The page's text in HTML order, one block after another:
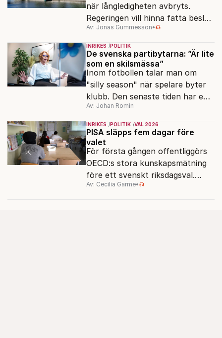
när långledigheten avbryts.
Regeringen vill hinna fatta beslut
före valet – men oppositionen
ser sin chans att pressa
Tidösidan.
Av: Jonas Gummesson•
INRIKES POLITIK
De svenska partibytarna: ”Är lite
som en skilsmässa”
Inom fotbollen talar man om
"silly season" när spelare byter
klubb. Den senaste tiden har en
rad svenska politiker bytt parti –
men varför, och vad skiljer
partiernas interna kulturer åt?
Av: Johan Romin
INRIKES POLITIK VAL 2026
PISA släpps fem dagar före
valet
För första gången offentliggörs
OECD:s stora kunskapsmätning
före ett svenskt riksdagsval.
Resultatet kan ge skolfrågan ny
Av: Cecilia Garme•